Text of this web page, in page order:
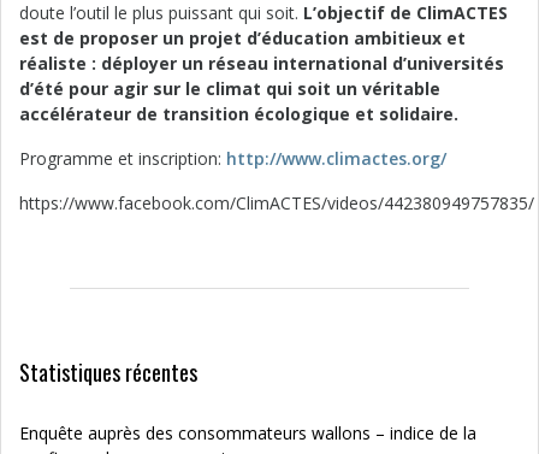
doute l’outil le plus puissant qui soit. L’objectif de ClimACTES
est de proposer un projet d’éducation ambitieux et
réaliste : déployer un réseau international d’universités
d’été pour agir sur le climat qui soit un véritable
accélérateur de transition écologique et solidaire.
Programme et inscription: http://www.climactes.org/
https://www.facebook.com/ClimACTES/videos/442380949757835/
Statistiques récentes
Enquête auprès des consommateurs wallons – indice de la